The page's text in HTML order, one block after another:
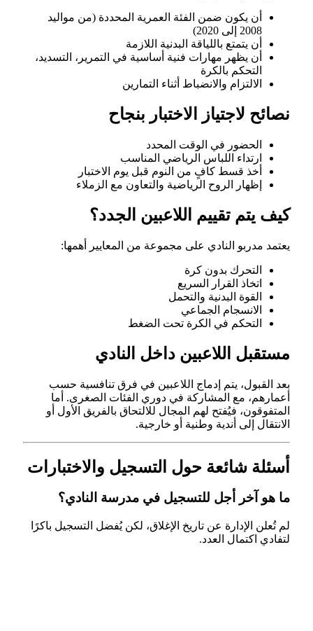
أن يكون ضمن الفئة العمرية المحددة (من مواليد
2008 إلى 2020)
أن يتمتع باللياقة البدنية اللازمة
أن يظهر مهارات فنية أساسية في التمرير، التسديد،
التحكم بالكرة
الالتزام والانضباط أثناء التمارين
نصائح لاجتياز الاختبار بنجاح
الحضور في الوقت المحدد
ارتداء اللباس الرياضي المناسب
أخذ قسط كافٍ من النوم قبل يوم الاختبار
إظهار الروح الرياضية والتعاون مع الزملاء
كيف يتم تقييم اللاعبين الجدد؟
يعتمد مدربو النادي على مجموعة من المعايير أهمها:
التحرك بدون كرة
اتخاذ القرار السريع
القوة البدنية والتحمل
الانسجام الجماعي
التحكم في الكرة تحت الضغط
مستقبل اللاعبين داخل النادي
بعد القبول، يتم إدماج اللاعبين في فرق تنافسية حسب
أعمارهم، مع المشاركة في دوري الفئات الصغرى. أما
المتفوقون، فيُفتح لهم المجال للالتحاق بالفريق الأول أو
الانتقال إلى أندية وطنية أو خارجية.
أسئلة شائعة حول التسجيل والاختبارات
ما هو آخر أجل للتسجيل في مدرسة النادي؟
لم تُعلن الإدارة عن تاريخ الإغلاق، لكن يُفضل التسجيل باكرًا
لتفادي اكتمال العدد.